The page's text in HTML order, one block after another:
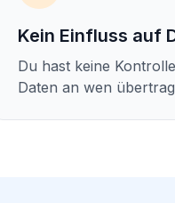
Kein Einfluss auf
Du hast keine
Daten an wen